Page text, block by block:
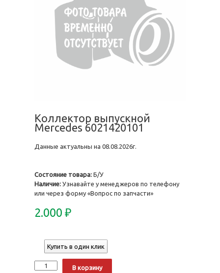
Коллектор выпускной
Mercedes 6021420101
Данные актуальны на 08.08.2026г.
Состояние товара: Б/У
Наличие: Узнавайте у менеджеров по телефону
или через форму «Вопрос по запчасти»
2.000 ₽
Купить в один клик
Количество
В корзину